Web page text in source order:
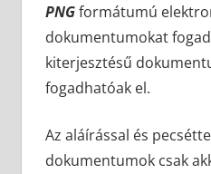
PNGformátumú
dokumentumokat
kiterjesztésű
fogadhatóak el.
Az aláírással és
dokumentumok csak